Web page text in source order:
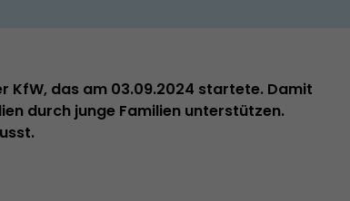
KfW, das am 03.09.2024 startete. Damit
durch junge Familien unterstützen.